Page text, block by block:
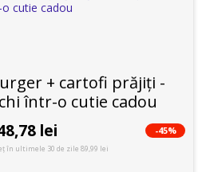
+ cartofi prăjiți -
într-o cutie cadou
lei -45%
în ultimele 30 de zile 89,99 lei